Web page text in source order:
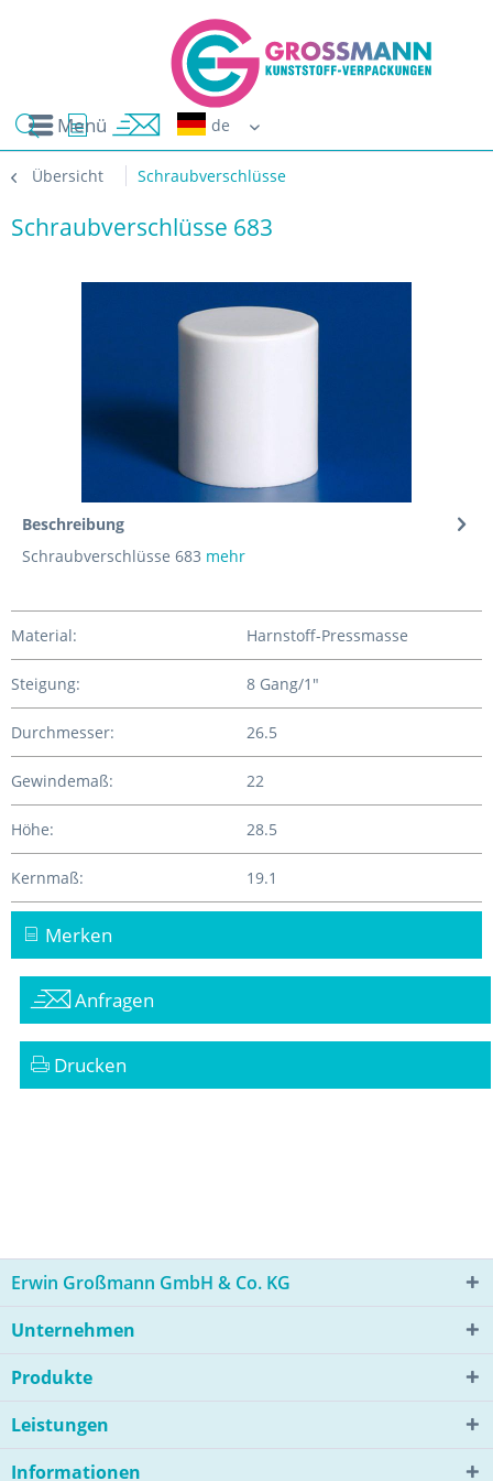
Menü
Übersicht Schraubverschlüsse
Schraubverschlüsse 683
Beschreibung
Schraubverschlüsse 683 mehr
Material: Harnstoff-Pressmasse
Steigung: 8 Gang/1"
Durchmesser: 26.5
Gewindemaß: 22
Höhe: 28.5
Kernmaß: 19.1
Merken
Anfragen
Drucken
Erwin Großmann GmbH & Co. KG
Unternehmen
Produkte
Leistungen
Informationen